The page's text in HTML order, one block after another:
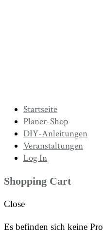
Startseite
Planer-Shop
DIY-Anleitungen
Veranstaltungen
Log In
Shopping Cart
Close
Es befinden sich keine